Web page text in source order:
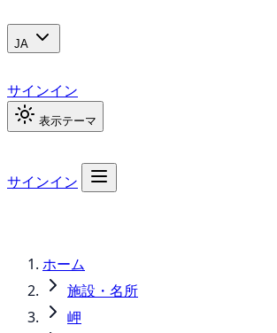
JA
サインイン
表示テーマ
サインイン
ホーム
施設・名所
岬